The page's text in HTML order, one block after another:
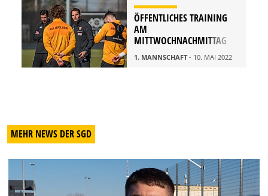
ÖFFENTLICHES TRAINING
AM
MITTWOCHNACHMITTAG
1. MANNSCHAFT- 10. MAI 2022
MEHR NEWS DER SGD